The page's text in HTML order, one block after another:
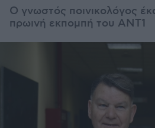
Ο γνωστός ποινικολόγος
πρωινή εκπομπή του ΑΝΤ1